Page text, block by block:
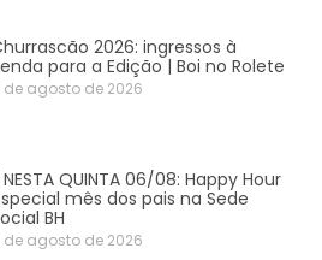
2026: ingressos à
para a Edição | Boi no Rolete
de agosto de 2026
NESTA QUINTA 06/08: Happy Hour
mês dos pais na Sede
BH
de agosto de 2026